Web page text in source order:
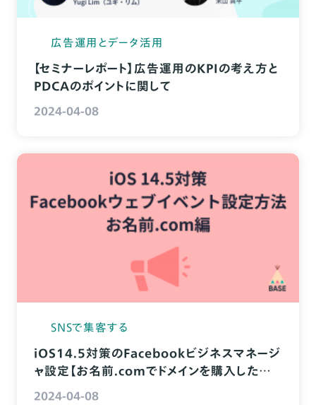
広告運用とデータ活用
【セミナーレポート】広告運用のKPIの考え方と
PDCAのポイントに関して
2024-04-08
SNSで集客する
iOS14.5対策のFacebookビジネスマネージ
ャ設定【お名前.comでドメインを購入した方
向け】
2024-04-08